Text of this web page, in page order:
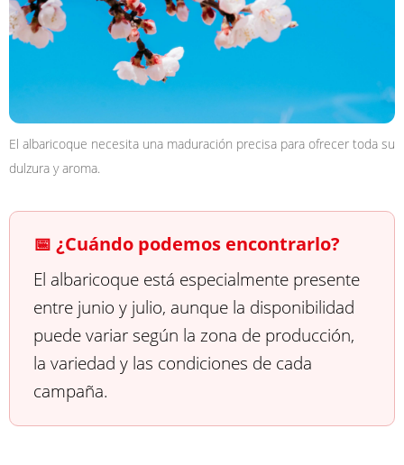
El albaricoque necesita una maduración precisa para ofrecer toda su
dulzura y aroma.
📅 ¿Cuándo podemos encontrarlo?
El albaricoque está especialmente presente
entre junio y julio, aunque la disponibilidad
puede variar según la zona de producción,
la variedad y las condiciones de cada
campaña.